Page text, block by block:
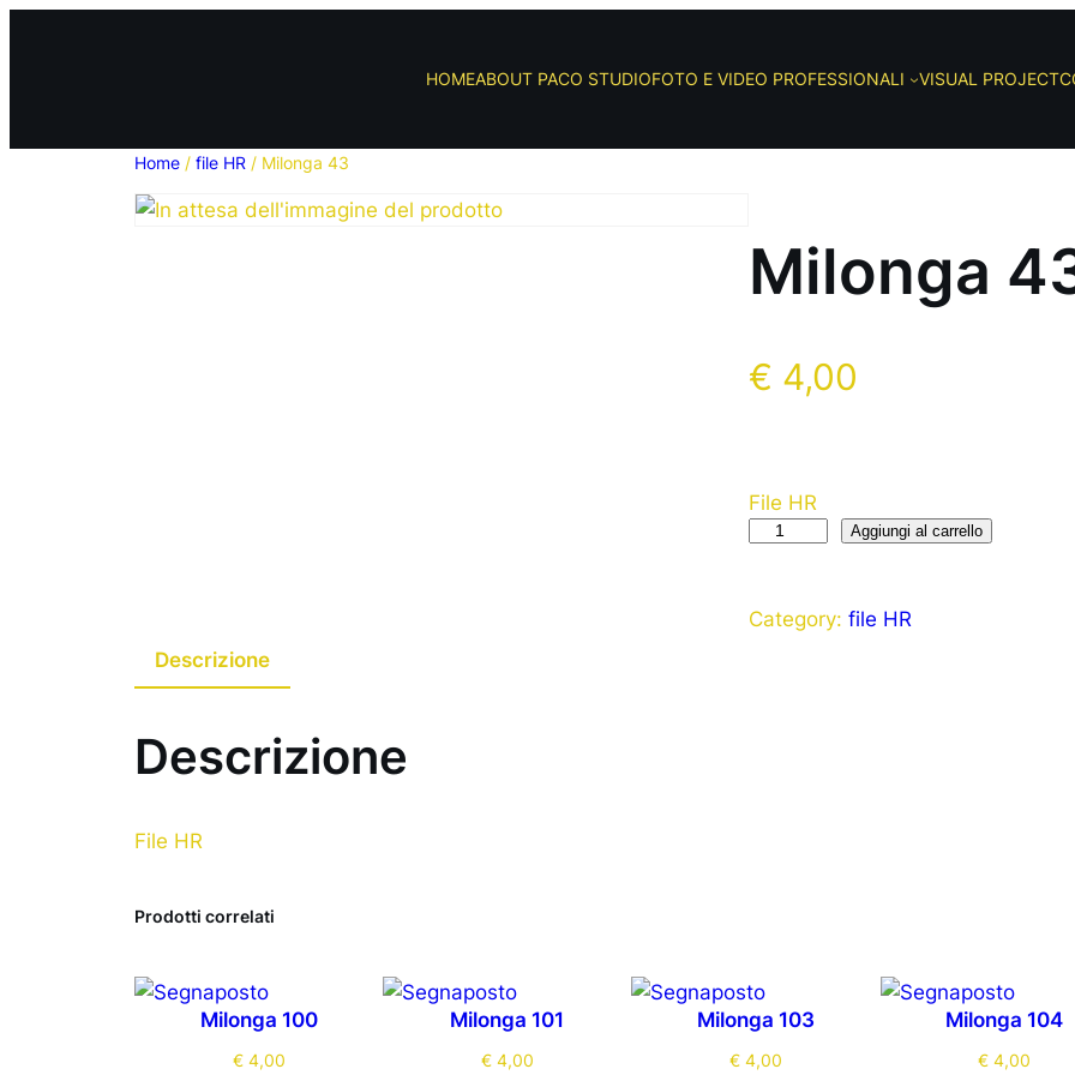
HOMEABOUT PACO STUDIOFOTO E VIDEO PROFESSIONALI VISUAL PROJECT
Home / file HR / Milonga 43
Milonga
€ 4,00
File HR
Aggiungi al carrello
Category: file HR
Descrizione
Descrizione
File HR
Prodotti correlati
Milonga 100
€4,00
Milonga 101
€4,00
Milonga 103
€4,00
Milonga 104
€ 4,00